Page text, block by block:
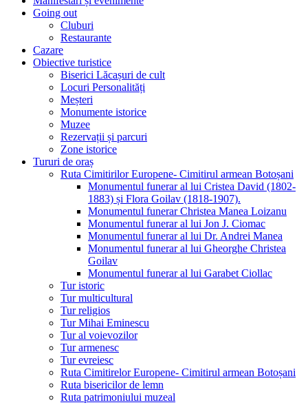
Going out
Cluburi
Restaurante
Cazare
Obiective turistice
Biserici Lăcașuri de cult
Locuri Personalități
Meșteri
Monumente istorice
Muzee
Rezervații și parcuri
Zone istorice
Tururi de oraș
Ruta Cimitirilor Europene- Cimitirul armean Botoșani
Monumentul funerar al lui Cristea David (1802-
1883) și Flora Goilav (1818-1907).
Monumentul funerar Christea Manea Loizanu
Monumentul funerar al lui Jon J. Ciomac
Monumentul funerar al lui Dr. Andrei Manea
Monumentul funerar al lui Gheorghe Christea
Goilav
Monumentul funerar al lui Garabet Ciollac
Tur istoric
Tur multicultural
Tur religios
Tur Mihai Eminescu
Tur al voievozilor
Tur armenesc
Tur evreiesc
Ruta Cimitirelor Europene- Cimitirul armean Botoșani
Ruta bisericilor de lemn
Ruta patrimoniului muzeal